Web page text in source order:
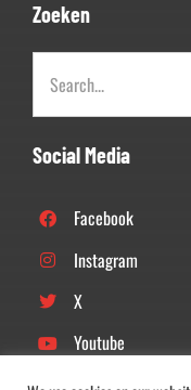
Zoeken
naar:
Social Media
Facebook
Instagram
X
Youtube
Linkedin